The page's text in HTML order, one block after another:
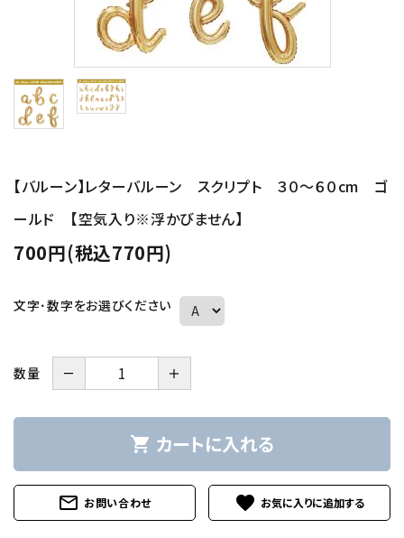
コンテンツ
ガイドライン
meeting_room ログイン person 新規会員登録
【バルーン】レターバルーン スクリプト ３０～６０cm ゴ
ールド 【空気入り※浮かびません】
700円(税込770円)
文字･数字をお選びください
数量 － ＋
shopping_cart カートに入れる
mail_outline お問い合わせ favorite